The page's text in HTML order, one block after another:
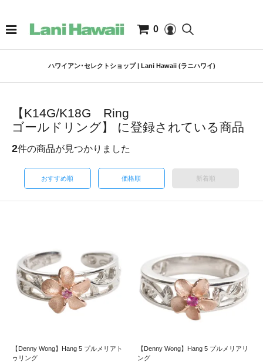
0
ハワイアン･セレクトショップ | Lani Hawaii (ラニハワイ)
【K14G/K18G Ring
ゴールドリング】 に登録されている商品
2件の商品が見つかりました
おすすめ順 価格順 新着順
【Denny Wong】Hang 5 プルメリアト
ゥリング
【Denny Wong】Hang 5 プルメリアリ
ング